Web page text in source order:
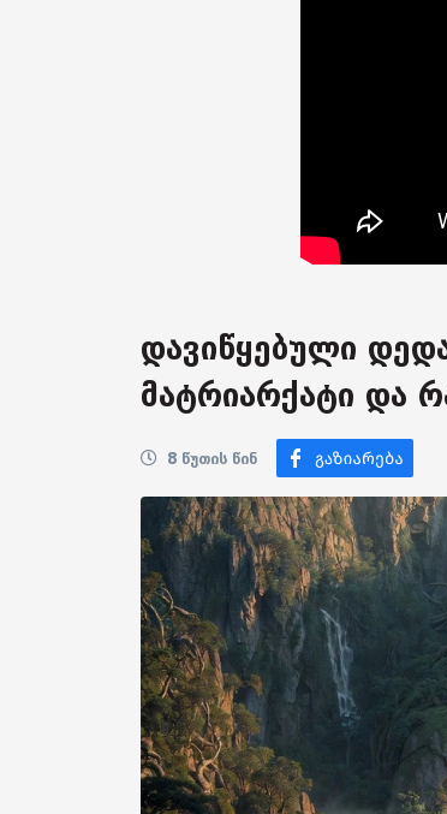
დავიწყებული
მატრიარქატი და
8 წუთის წინ